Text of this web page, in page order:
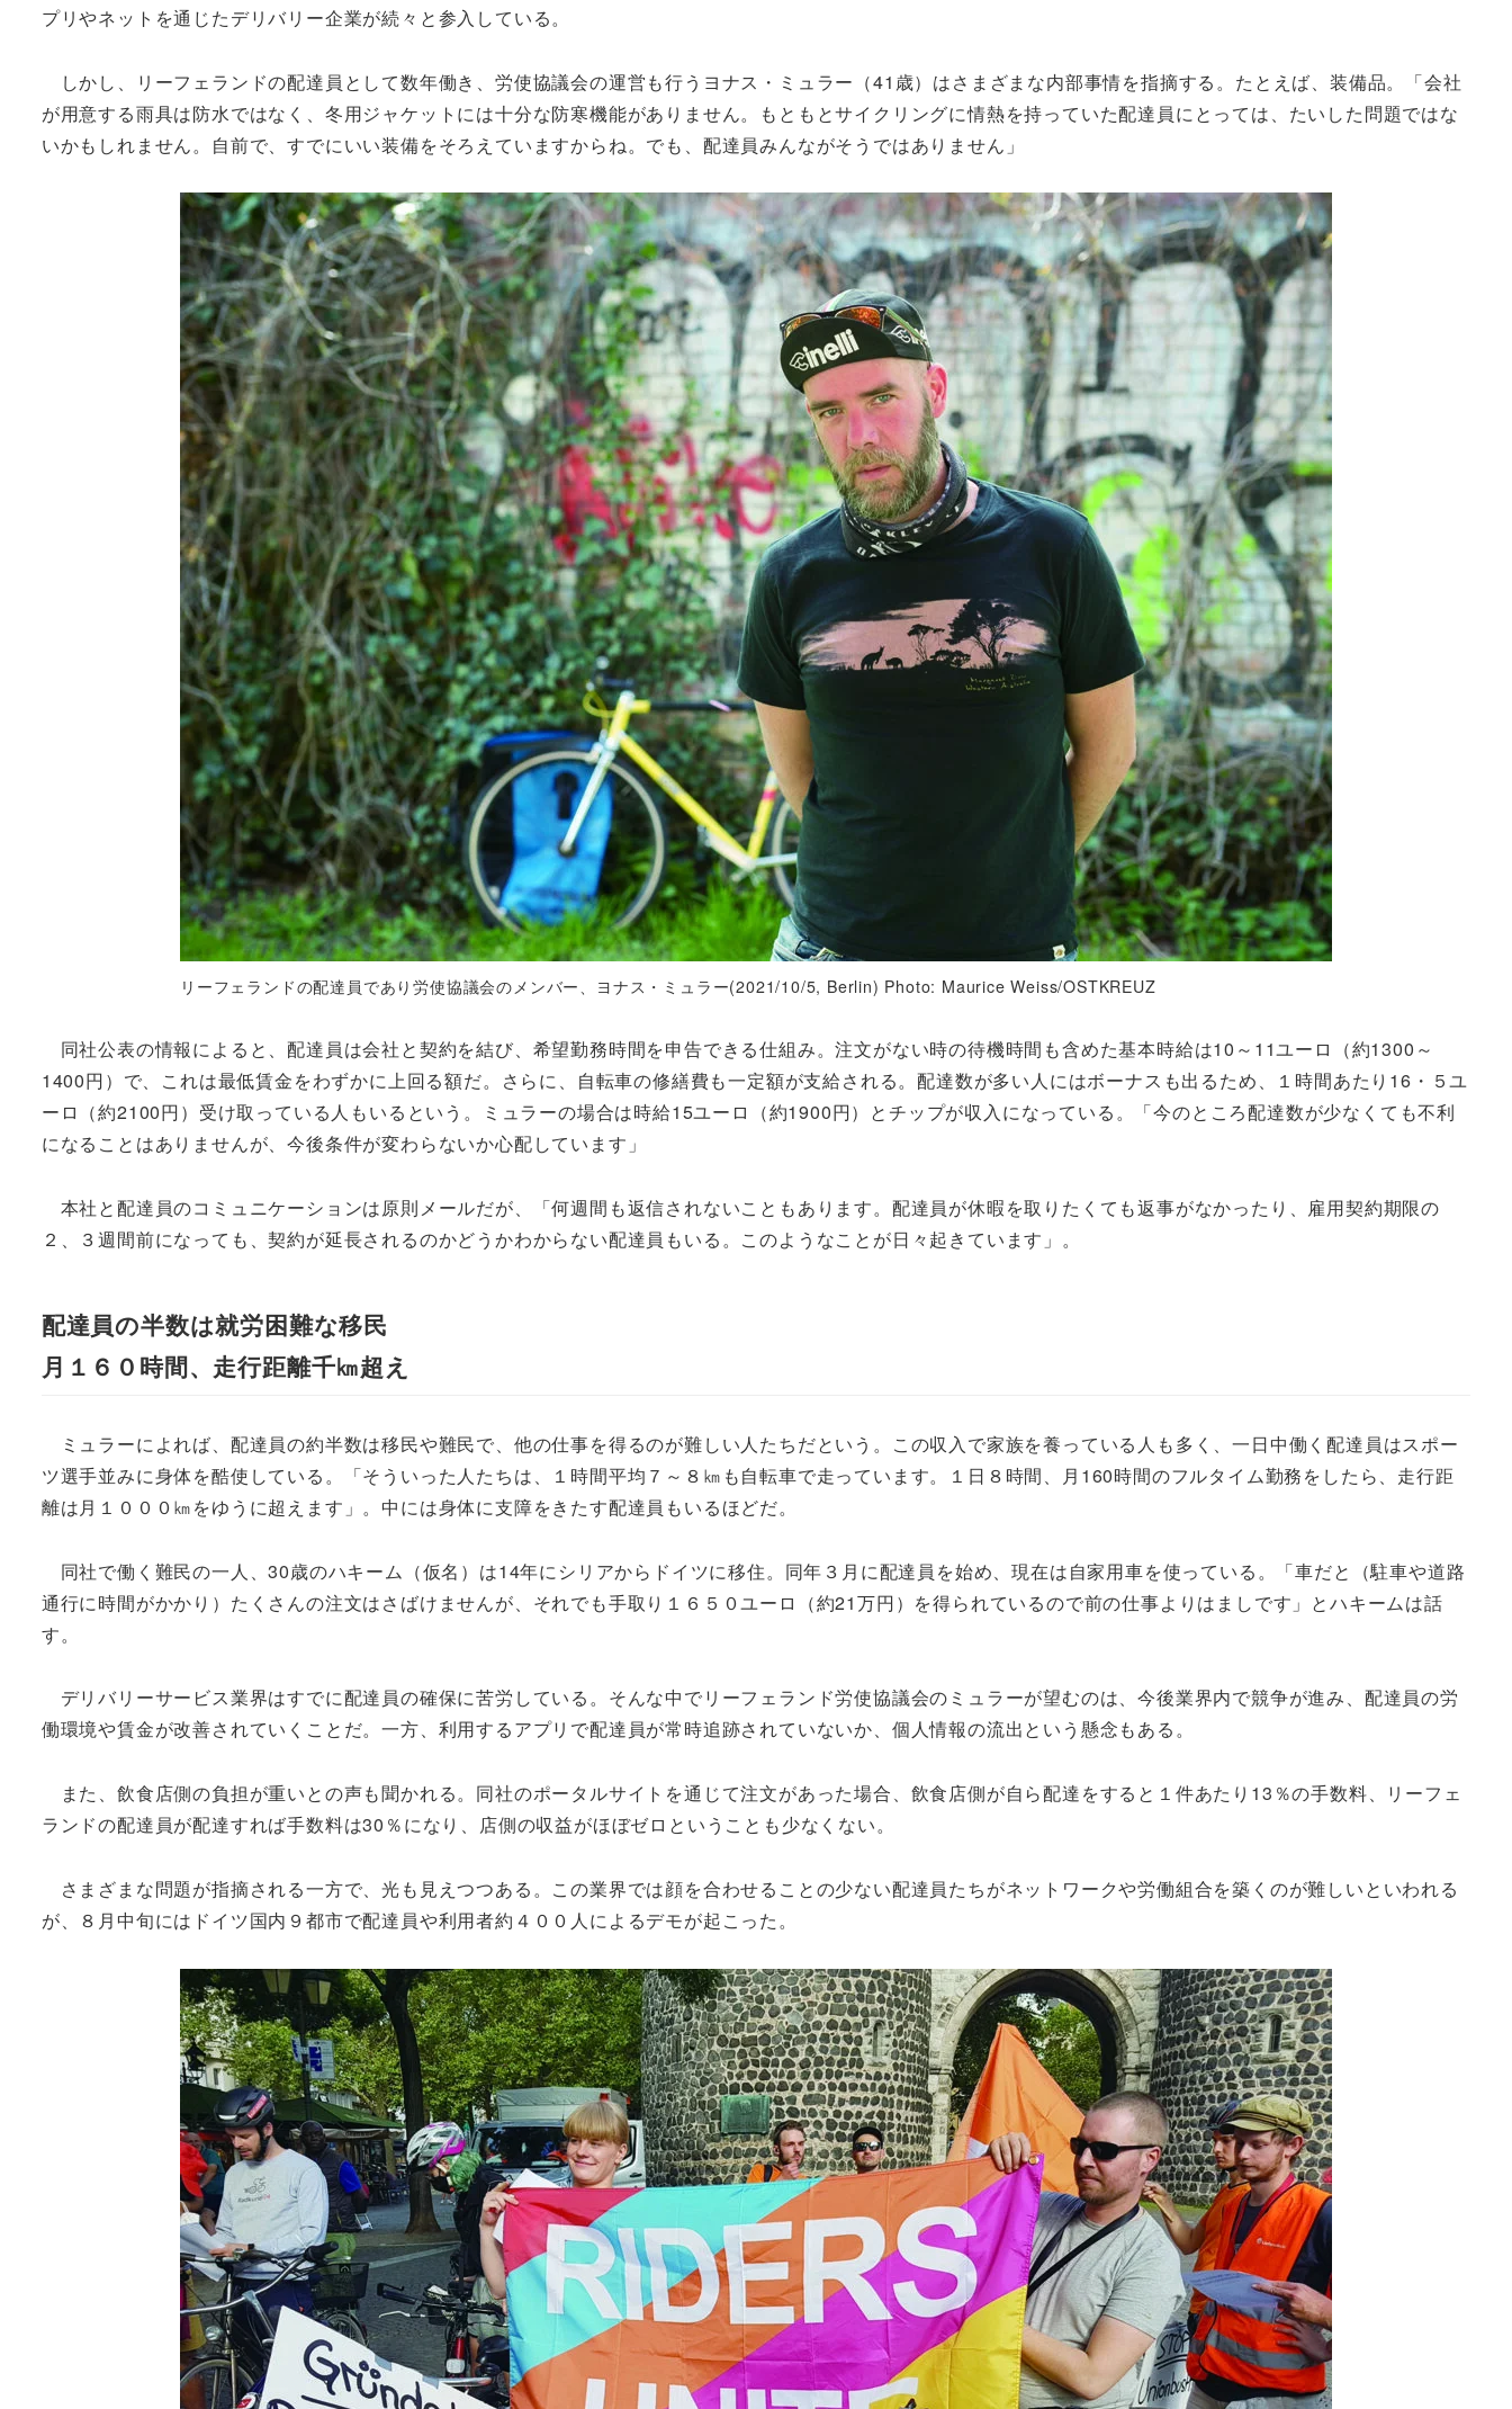
プリやネットを通じたデリバリー企業が続々と参入している。
しかし、リーフェランドの配達員として数年働き、労使協議会の運営も行うヨナス・ミュラー（41歳）はさまざまな内部事情を指摘する。たとえば、装備品。「会社
が用意する雨具は防水ではなく、冬用ジャケットには十分な防寒機能がありません。もともとサイクリングに情熱を持っていた配達員にとっては、たいした問題ではな
いかもしれません。自前で、すでにいい装備をそろえていますからね。でも、配達員みんながそうではありません」
リーフェランドの配達員であり労使協議会のメンバー、ヨナス・ミュラー(2021/10/5, Berlin) Photo: Maurice Weiss/OSTKREUZ
同社公表の情報によると、配達員は会社と契約を結び、希望勤務時間を申告できる仕組み。注文がない時の待機時間も含めた基本時給は10～11ユーロ（約1300～
1400円）で、これは最低賃金をわずかに上回る額だ。さらに、自転車の修繕費も一定額が支給される。配達数が多い人にはボーナスも出るため、１時間あたり16・５ユ
ーロ（約2100円）受け取っている人もいるという。ミュラーの場合は時給15ユーロ（約1900円）とチップが収入になっている。「今のところ配達数が少なくても不利
になることはありませんが、今後条件が変わらないか心配しています」
本社と配達員のコミュニケーションは原則メールだが、「何週間も返信されないこともあります。配達員が休暇を取りたくても返事がなかったり、雇用契約期限の
２、３週間前になっても、契約が延長されるのかどうかわからない配達員もいる。このようなことが日々起きています」。
配達員の半数は就労困難な移民
月１６０時間、走行距離千㎞超え
ミュラーによれば、配達員の約半数は移民や難民で、他の仕事を得るのが難しい人たちだという。この収入で家族を養っている人も多く、一日中働く配達員はスポー
ツ選手並みに身体を酷使している。「そういった人たちは、１時間平均７～８㎞も自転車で走っています。１日８時間、月160時間のフルタイム勤務をしたら、走行距
離は月１０００㎞をゆうに超えます」。中には身体に支障をきたす配達員もいるほどだ。
同社で働く難民の一人、30歳のハキーム（仮名）は14年にシリアからドイツに移住。同年３月に配達員を始め、現在は自家用車を使っている。「車だと（駐車や道路
通行に時間がかかり）たくさんの注文はさばけませんが、それでも手取り１６５０ユーロ（約21万円）を得られているので前の仕事よりはましです」とハキームは話
す。
デリバリーサービス業界はすでに配達員の確保に苦労している。そんな中でリーフェランド労使協議会のミュラーが望むのは、今後業界内で競争が進み、配達員の労
働環境や賃金が改善されていくことだ。一方、利用するアプリで配達員が常時追跡されていないか、個人情報の流出という懸念もある。
また、飲食店側の負担が重いとの声も聞かれる。同社のポータルサイトを通じて注文があった場合、飲食店側が自ら配達をすると１件あたり13％の手数料、リーフェ
ランドの配達員が配達すれば手数料は30％になり、店側の収益がほぼゼロということも少なくない。
さまざまな問題が指摘される一方で、光も見えつつある。この業界では顔を合わせることの少ない配達員たちがネットワークや労働組合を築くのが難しいといわれる
が、８月中旬にはドイツ国内９都市で配達員や利用者約４００人によるデモが起こった。